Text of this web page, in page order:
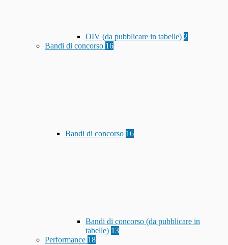
OIV (da pubblicare in tabelle) 2
Bandi di concorso 16
Bandi di concorso 16
Bandi di concorso (da pubblicare in
tabelle) 13
Performance 18